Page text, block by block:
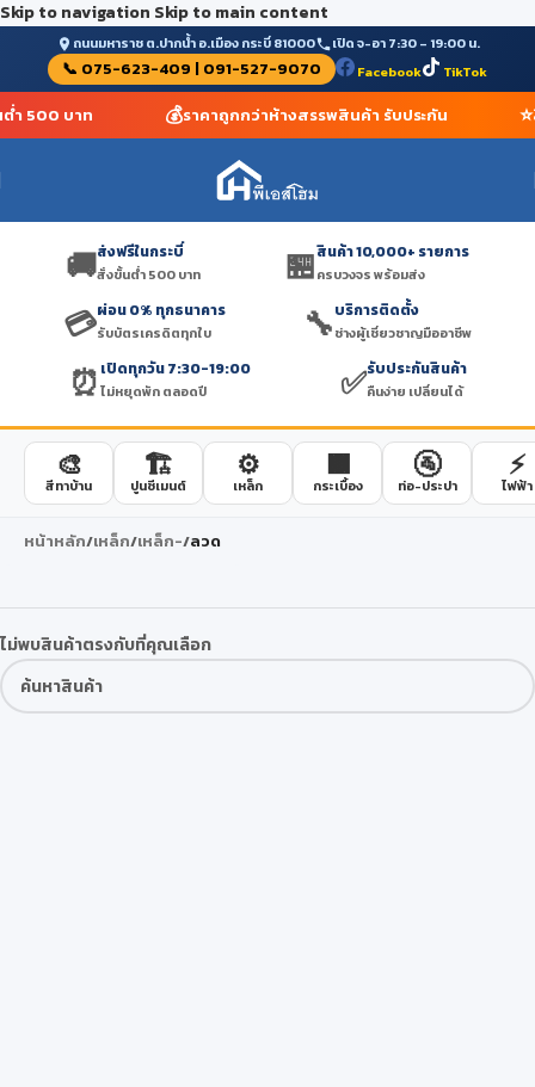
Skip to navigation Skip to main content
ถนนมหาราช ต.ปากน้ำ อ.เมือง กระบี่ 81000 เปิด จ-อา 7:30 – 19:00 น.
📞 075-623-409 | 091-527-9070 Facebook TikTok
ำ 500 บาท 💰ราคาถูกกว่าห้างสรรพสินค้า รับประกัน ⭐
🚚ส่งฟรีในกระบี่
สั่งขั้นต่ำ 500 บาท 🏪สินค้า 10,000+ รายการ
ครบวงจร พร้อมส่ง
💳ผ่อน 0% ทุกธนาคาร
รับบัตรเครดิตทุกใบ 🔧บริการติดตั้ง
ช่างผู้เชี่ยวชาญมืออาชีพ
⏰ เปิดทุกวัน 7:30-19:00
ไม่หยุดพัก ตลอดปี ✅รับประกันสินค้า
คืนง่าย เปลี่ยนได้
🎨
สีทาบ้าน
🏗️
ปูนซีเมนต์
⚙️
เหล็ก
🟫
กระเบื้อง
🚰
ท่อ-ประปา
⚡
ไฟฟ้า
หน้าหลัก/เหล็ก/เหล็ก-/ลวด
ไม่พบสินค้าตรงกับที่คุณเลือก